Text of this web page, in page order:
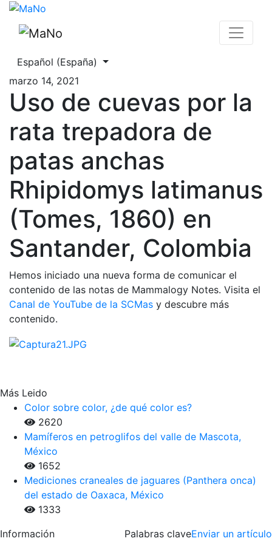
Uso de cuevas por la rata trepadora de patas anchas
Cambiar el idioma. El actual es:
Español (España)
marzo 14, 2021
Uso de cuevas por la
rata trepadora de
patas anchas
Rhipidomys latimanus
(Tomes, 1860) en
Santander, Colombia
Hemos iniciado una nueva forma de comunicar el
contenido de las notas de Mammalogy Notes. Visita el
Canal de YouTube de la SCMas y descubre más
contenido.
Más Leido
Color sobre color, ¿de qué color es?
2620
Mamíferos en petroglifos del valle de Mascota,
México
1652
Mediciones craneales de jaguares (Panthera onca)
del estado de Oaxaca, México
1333
Información
Palabras claveEnviar un artículo